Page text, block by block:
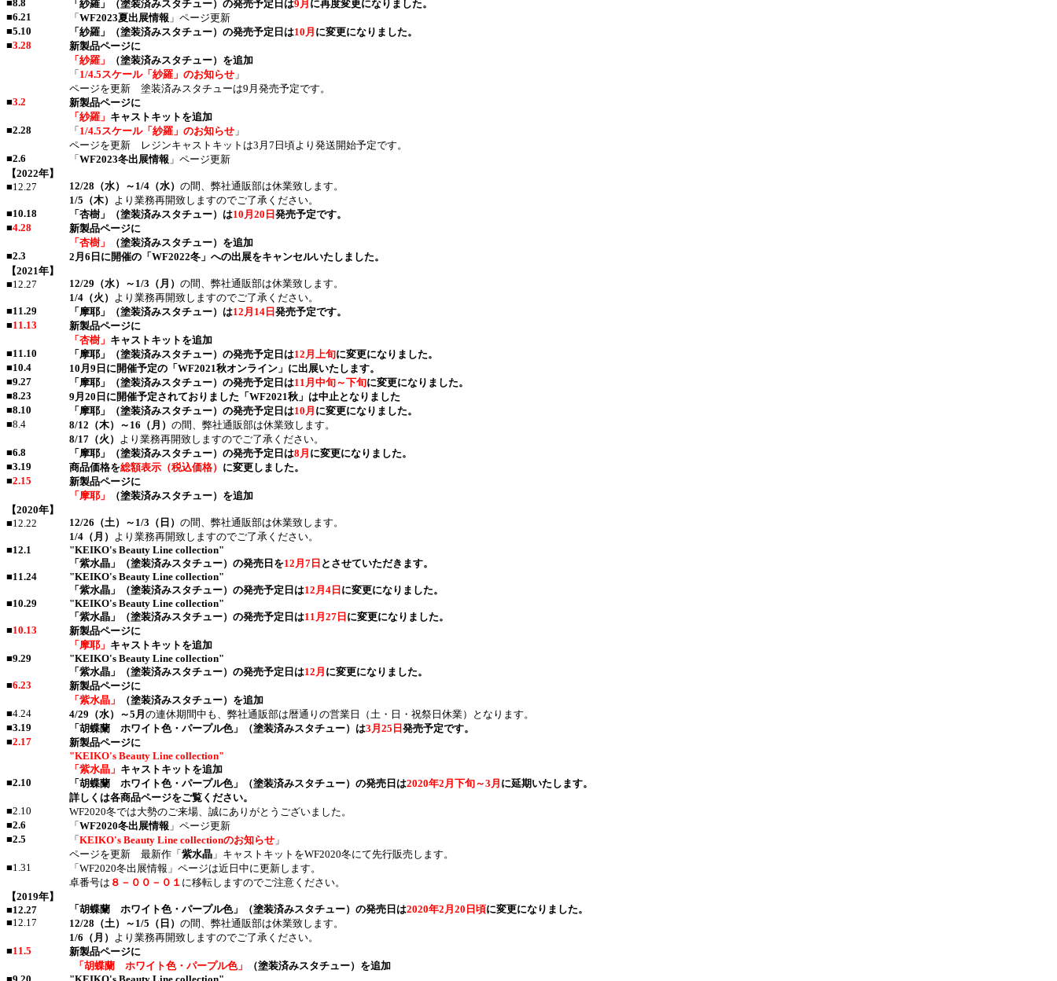
■8.8 「紗羅」（塗装済みスタチュー）の発売予定日は9月 に再度変更になりました。
■6.21 「 WF2023夏出展情報 」ページ更新
■5.10 「紗羅」（塗装済みスタチュー）の発売予定日は10月 に変更になりました。
■3.28
新製品ページに
「紗羅」
（塗装済みスタチュー）を追加
「 1/4.5スケール「紗羅」のお知らせ 」
ページを更新 塗装済みスタチューは9月発売予定です。
■3.2
新製品ページに
「紗羅」 キャストキットを追加
■2.28 「 1/4.5スケール「紗羅」のお知らせ 」
ページを更新 レジンキャストキットは3月7日頃より発送開始予定です。
■2.6 「 WF2023冬出展情報 」ページ更新
【2022年】
■12.27
12/28（水）～1/4（水） の間、弊社通販部は休業致します。
1/5（木） より業務再開致しますのでご了承ください。
■10.18 「杏樹」（塗装済みスタチュー）は10月20日 発売予定です。
■4.28
新製品ページに
「杏樹」
（塗装済みスタチュー）を追加
■2.3
2月6日に開催の「WF2022冬」への出展をキャンセルいたしました。
【2021年】
■12.27
12/29（水）～1/3（月） の間、弊社通販部は休業致します。
1/4（火） より業務再開致しますのでご了承ください。
■11.29 「摩耶」（塗装済みスタチュー）は12月14日 発売予定です。
■11.13
新製品ページに
「杏樹」 キャストキットを追加
■11.10 「摩耶」（塗装済みスタチュー）の発売予定日は12月上旬に変更になりました。
■10.4
10月9日に開催予定の「WF2021秋オンライン」に出展いたします。
■9.27 「摩耶」（塗装済みスタチュー）の発売予定日は11月中旬～下旬に変更になりました。
■8.23
9月20日に開催予定されておりました「WF2021秋」は中止となりました
■8.10 「摩耶」（塗装済みスタチュー）の発売予定日は10月 に変更になりました。
■8.4
8/12（木）～16（月） の間、弊社通販部は休業致します。
8/17（火） より業務再開致しますのでご了承ください。
■6.8 「摩耶」（塗装済みスタチュー）の発売予定日は8月 に変更になりました。
■3.19 商品価格を総額表示（税込価格） に変更しました。
■2.15
新製品ページに
「摩耶」
（塗装済みスタチュー）を追加
【2020年】
■12.22
12/26（土）～1/3（日） の間、弊社通販部は休業致します。
1/4（月） より業務再開致しますのでご了承ください。
■12.1
"KEIKO's Beauty Line collection"
「紫水晶」（塗装済みスタチュー）の発売日を12月7日 とさせていただきます。
■11.24
"KEIKO's Beauty Line collection"
「紫水晶」（塗装済みスタチュー）の発売予定日は12月4日 に変更になりました。
■10.29
"KEIKO's Beauty Line collection"
「紫水晶」（塗装済みスタチュー）の発売予定日は11月27日 に変更になりました。
■10.13
新製品ページに
「摩耶」 キャストキットを追加
■9.29
"KEIKO's Beauty Line collection"
「紫水晶」（塗装済みスタチュー）の発売予定日は12月 に変更になりました。
■6.23
新製品ページに
「紫水晶」
（塗装済みスタチュー）を追加
■4.24
4/29（水）～5月 の連休期間中も、弊社通販部は暦通りの営業日（土・日・祝祭日休業）となります。
■3.19 「胡蝶蘭 ホワイト色・パープル色」（塗装済みスタチュー）は3月25日 発売予定です。
■2.17
新製品ページに
"KEIKO's Beauty Line collection"
「紫水晶」 キャストキットを追加
■2.10 「胡蝶蘭 ホワイト色・パープル色」（塗装済みスタチュー）の発売日は2020年2月下旬～3月 に延期いたします。
詳しくは各商品ページをご覧ください。
■2.10
WF2020冬では大勢のご来場、誠にありがとうございました。
■2.6 「 WF2020冬出展情報 」ページ更新
■2.5 「 KEIKO's Beauty Line collectionのお知らせ 」
ページを更新 最新作「 紫水晶 」キャストキットをWF2020冬にて先行販売します。
■1.31
「WF2020冬出展情報」ページは近日中に更新します。
卓番号は ８－００－０１ に移転しますのでご注意ください。
【2019年】
■12.27 「胡蝶蘭 ホワイト色・パープル色」（塗装済みスタチュー）の発売日は2020年2月20日頃に変更になりました。
■12.17
12/28（土）～1/5（日） の間、弊社通販部は休業致します。
1/6（月） より業務再開致しますのでご了承ください。
■11.5
新製品ページに
「胡蝶蘭 ホワイト色・パープル色」
（塗装済みスタチュー）を追加